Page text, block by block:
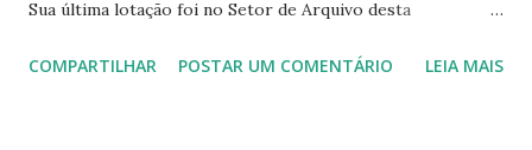
Sua última lotação foi no Setor de Arquivo desta
Siqueira Amorim faleceu em 28 de fevereiro e encerrou a
COMPARTILHAR POSTAR UM COMENTÁRIO LEIA MAIS